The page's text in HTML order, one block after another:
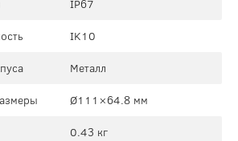
IP67
IK10
Металл
Ø111×64.8 мм
0.43 кг